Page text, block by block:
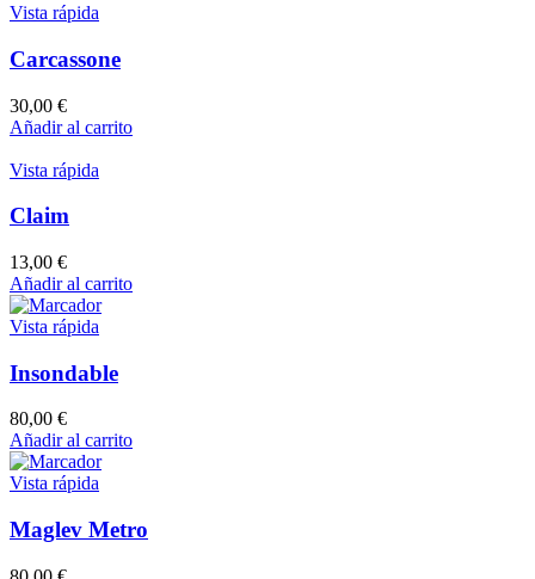
Vista rápida
Carcassone
30,00 €
Añadir al carrito
Vista rápida
Claim
13,00 €
Añadir al carrito
Vista rápida
Insondable
80,00 €
Añadir al carrito
Vista rápida
Maglev Metro